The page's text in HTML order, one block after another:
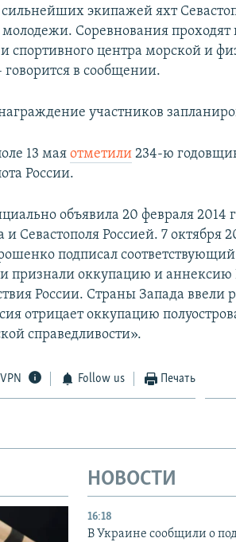
экипажей яхт
молодежи. Соревнования
спортивного центра морской и
в сообщении.
участников
13 маяотметили 234-ю
России.
объявила 20 февраля 2014
Россией. 7 октября
подписал соответствующий
признали оккупацию и
России. Страны Запада ввели
отрицает оккупацию
справедливости».
Follow us Печать
НОВОСТИ
16:18
В Украине сообщили о